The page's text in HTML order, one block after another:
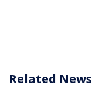
Related News